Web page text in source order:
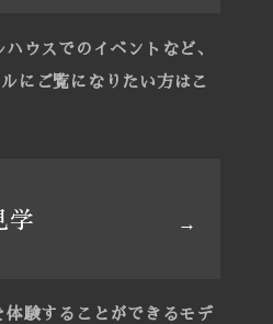
ウスでのイベントなど、
にご覧になりたい方はこ
学
験することができるモデ